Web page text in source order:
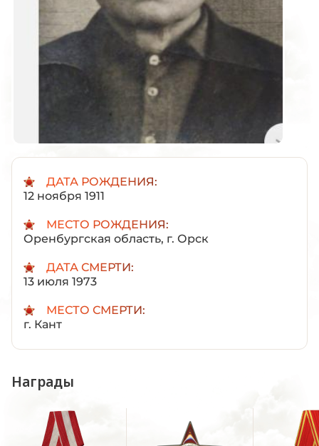
ДАТА РОЖДЕНИЯ:
12 ноября 1911
МЕСТО РОЖДЕНИЯ:
Оренбургская область, г. Орск
ДАТА СМЕРТИ:
13 июля 1973
МЕСТО СМЕРТИ:
г. Кант
Награды